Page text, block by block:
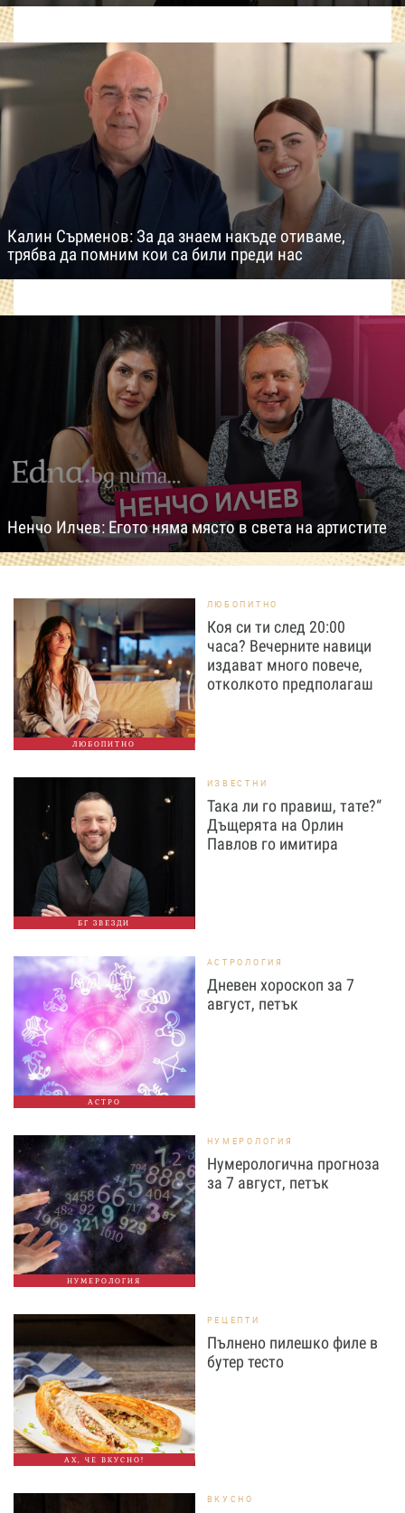
Калин Сърменов: За да знаем накъде отиваме,
трябва да помним кои са били преди нас
Ненчо Илчев: Егото няма място в света на артистите
ЛЮБОПИТНО
ЛЮБОПИТНО
Коя си ти след 20:00
часа? Вечерните навици
издават много повече,
отколкото предполагаш
БГ ЗВЕЗДИ
ИЗВЕСТНИ
Така ли го правиш, тате?“
Дъщерята на Орлин
Павлов го имитира
АСТРО
АСТРОЛОГИЯ
Дневен хороскоп за 7
август, петък
НУМЕРОЛОГИЯ
НУМЕРОЛОГИЯ
Нумерологична прогноза
за 7 август, петък
АХ, ЧЕ ВКУСНО!
РЕЦЕПТИ
Пълнено пилешко филе в
бутер тесто
ВКУСНО